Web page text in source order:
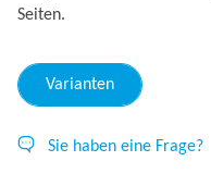
Seiten.
Varianten
Sie haben eine Frage?